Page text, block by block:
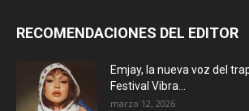
RECOMENDACIONES DEL EDITOR
Emjay, la nueva voz del
Festival Vibra...
marzo 12, 2026